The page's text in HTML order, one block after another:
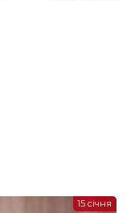
15 січня